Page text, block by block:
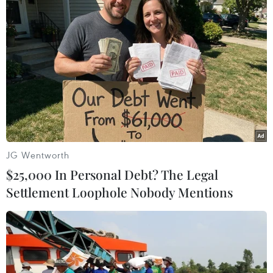
2020, và một số doanh nghiệp đang đẩy nhanh
kế hoạch chuyển chuỗi cung ứng của họ ra khỏi
Trung Quốc./.
(TTXVN/Vietnam+)
JG Wentworth
$25,000 In Personal Debt? The Legal
Settlement Loophole Nobody Mentions